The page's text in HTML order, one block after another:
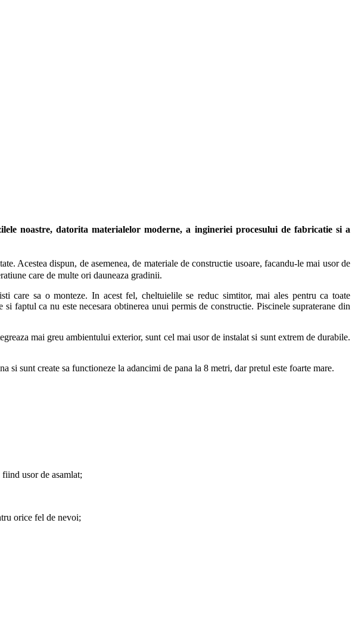
noastre, datorita materialelor moderne, a ingineriei procesului de fabricatie si a
Acestea dispun, de asemenea, de materiale de constructie usoare, facandu-le mai usor de
care de multe ori dauneaza gradinii.
care sa o monteze. In acest fel, cheltuielile se reduc simtitor, mai ales pentru ca toate
faptul ca nu este necesara obtinerea unui permis de constructie. Piscinele supraterane din
mai greu ambientului exterior, sunt cel mai usor de instalat si sunt extrem de durabile.
si sunt create sa functioneze la adancimi de pana la 8 metri, dar pretul este foarte mare.
usor de asamlat;
orice fel de nevoi;